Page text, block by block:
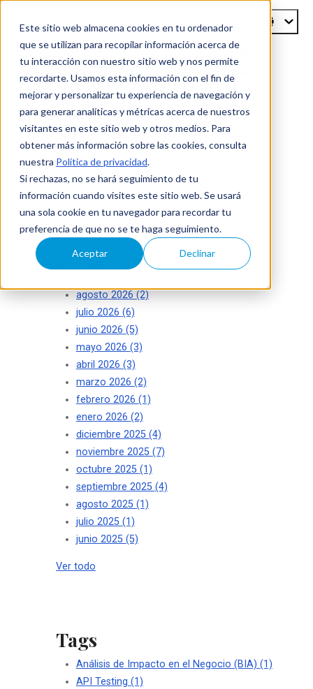
Este sitio web almacena cookies en tu ordenador
que se utilizan para recopilar información acerca de
tu interacción con nuestro sitio web y nos permite
recordarte. Usamos esta información con el fin de
mejorar y personalizar tu experiencia de navegación y
para generar analíticas y métricas acerca de nuestros
visitantes en este sitio web y otros medios. Para
obtener más información sobre las cookies, consulta
nuestra Política de privacidad.
Si rechazas, no se hará seguimiento de tu
información cuando visites este sitio web. Se usará
una sola cookie en tu navegador para recordar tu
preferencia de que no se te haga seguimiento.
Aceptar Declinar
Blog de
ISecAuditors
Su seguridad es nuestro éxito
Archivo
agosto 2026 (2)
julio 2026 (6)
junio 2026 (5)
mayo 2026 (3)
abril 2026 (3)
marzo 2026 (2)
febrero 2026 (1)
enero 2026 (2)
diciembre 2025 (4)
noviembre 2025 (7)
octubre 2025 (1)
septiembre 2025 (4)
agosto 2025 (1)
julio 2025 (1)
junio 2025 (5)
Ver todo
Tags
Análisis de Impacto en el Negocio (BIA) (1)
API Testing (1)